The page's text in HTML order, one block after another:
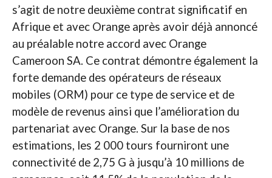
s’agit de notre deuxième contrat significatif en
Afrique et avec Orange après avoir déjà annoncé
au préalable notre accord avec Orange
Cameroon SA. Ce contrat démontre également la
forte demande des opérateurs de réseaux
mobiles (ORM) pour ce type de service et de
modèle de revenus ainsi que l’amélioration du
partenariat avec Orange. Sur la base de nos
estimations, les 2 000 tours fourniront une
connectivité de 2,75 G à jusqu’à 10 millions de